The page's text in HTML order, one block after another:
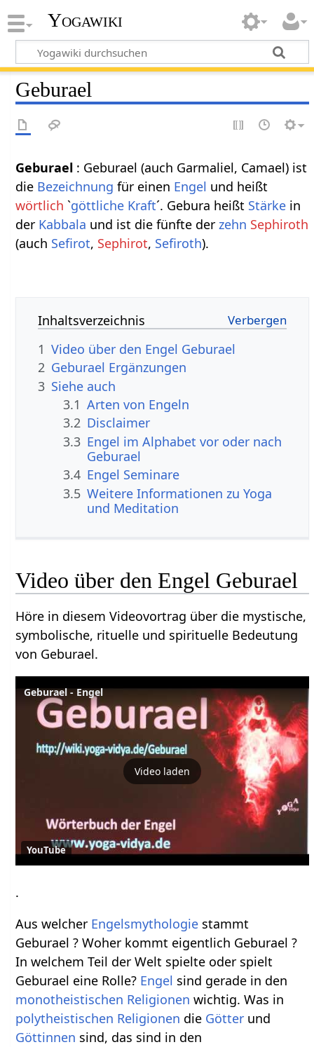
Yogawiki
Geburael
Geburael : Geburael (auch Garmaliel, Camael) ist
die Bezeichnung für einen Engel und heißt
wörtlich `göttliche Kraft´. Gebura heißt Stärke in
der Kabbala und ist die fünfte derzehn Sephiroth
(auch Sefirot, Sephirot, Sefiroth).
Inhaltsverzeichnis
1 Video über den Engel Geburael
2 Geburael Ergänzungen
3 Siehe auch
3.1 Arten von Engeln
3.2 Disclaimer
3.3 Engel im Alphabet vor oder nach
Geburael
3.4 Engel Seminare
3.5 Weitere Informationen zu Yoga
und Meditation
Video über den Engel Geburael
Höre in diesem Videovortrag über die mystische,
symbolische, rituelle und spirituelle Bedeutung
von Geburael.
Geburael - Engel
Video laden
YouTube
.
Aus welcher Engelsmythologie stammt
Geburael ? Woher kommt eigentlich Geburael ?
In welchem Teil der Welt spielte oder spielt
Geburael eine Rolle? Engel sind gerade in den
monotheistischen Religionen wichtig. Was in
polytheistischen Religionen die Götter und
Göttinnen sind, das sind in den